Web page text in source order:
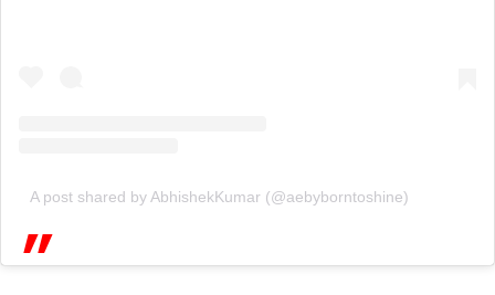
A post shared by AbhishekKumar (@aebyborntoshine)